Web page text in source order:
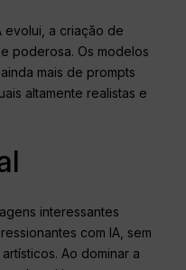
evolui, a criação de
poderosa. Os modelos
mais de prompts
altamente realistas e
interessantes
com IA, sem
Ao dominar a